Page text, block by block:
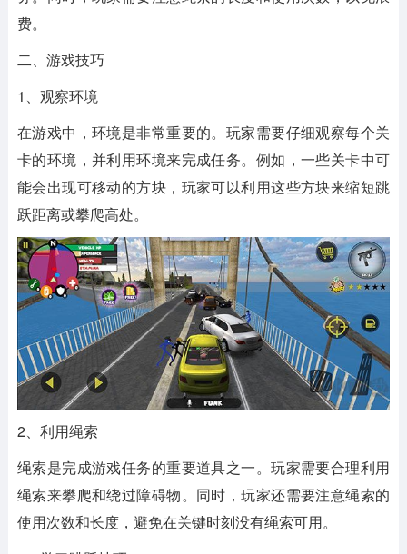
费。
二、游戏技巧
1、观察环境
在游戏中，环境是非常重要的。玩家需要仔细观察每个关
卡的环境，并利用环境来完成任务。例如，一些关卡中可
能会出现可移动的方块，玩家可以利用这些方块来缩短跳
跃距离或攀爬高处。
2、利用绳索
绳索是完成游戏任务的重要道具之一。玩家需要合理利用
绳索来攀爬和绕过障碍物。同时，玩家还需要注意绳索的
使用次数和长度，避免在关键时刻没有绳索可用。